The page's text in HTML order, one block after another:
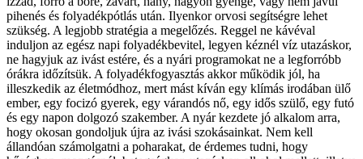
pihenés és folyadékpótlás után. Ilyenkor orvosi segítségre lehet
szükség. A legjobb stratégia a megelőzés. Reggel ne kávéval
induljon az egész napi folyadékbevitel, legyen kéznél víz utazáskor,
ne hagyjuk az ivást estére, és a nyári programokat ne a legforróbb
órákra időzítsük. A folyadékfogyasztás akkor működik jól, ha
illeszkedik az életmódhoz, mert mást kíván egy klímás irodában ülő
ember, egy focizó gyerek, egy várandós nő, egy idős szülő, egy futó
és egy napon dolgozó szakember. A nyár kezdete jó alkalom arra,
hogy okosan gondoljuk újra az ivási szokásainkat. Nem kell
állandóan számolgatni a poharakat, de érdemes tudni, hogy